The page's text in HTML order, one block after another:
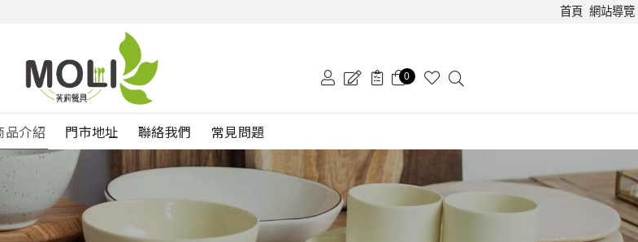
首頁 網站導覽
0
品介紹 門市地址 聯絡我們 常見問題